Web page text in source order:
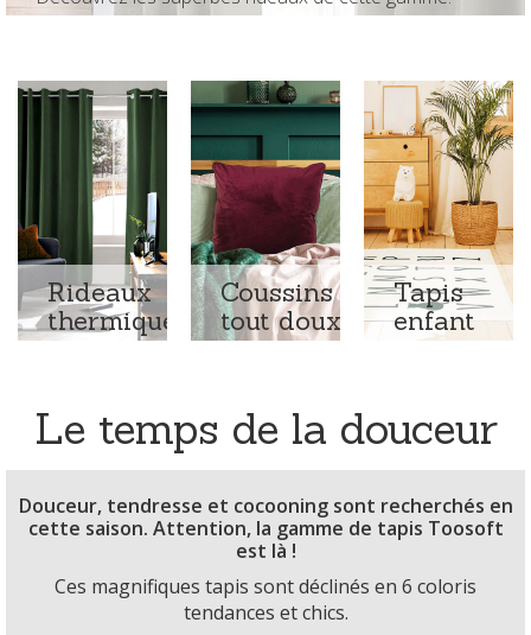
Rideaux
thermiques
Coussins
tout doux
Tapis
enfant
Le temps de la douceur
Douceur, tendresse et cocooning sont recherchés en
cette saison. Attention, la gamme de tapis Toosoft
est là !
Ces magnifiques tapis sont déclinés en 6 coloris
tendances et chics.